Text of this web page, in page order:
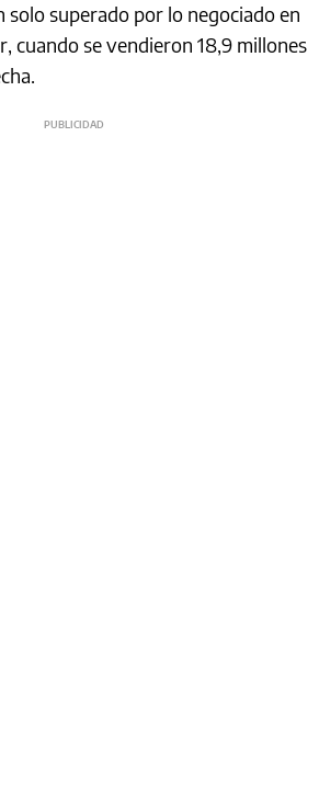
solo superado por lo negociado en
cuando se vendieron 18,9 millones